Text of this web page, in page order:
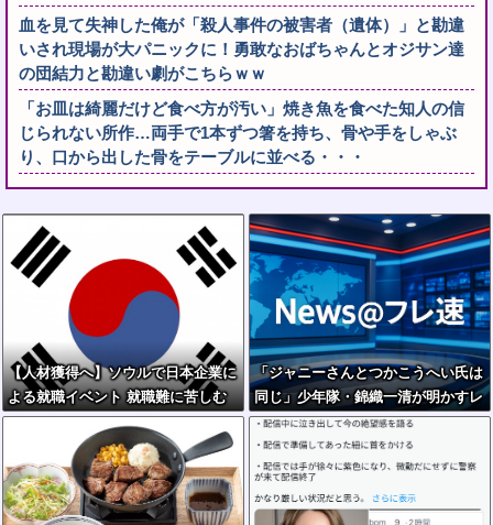
血を見て失神した俺が「殺人事件の被害者（遺体）」と勘違
いされ現場が大パニックに！勇敢なおばちゃんとオジサン達
の団結力と勘違い劇がこちらｗｗ
「お皿は綺麗だけど食べ方が汚い」焼き魚を食べた知人の信
じられない所作…両手で1本ずつ箸を持ち、骨や手をしゃぶ
り、口から出した骨をテーブルに並べる・・・
【人材獲得へ】ソウルで日本企業に
よる就職イベント 就職難に苦しむ
韓国の若者が日本に注目
「ジャニーさんとつかこうへい氏は
同じ」少年隊・錦織一清が明かすレ
ジェンドの共通点と我流の演出論